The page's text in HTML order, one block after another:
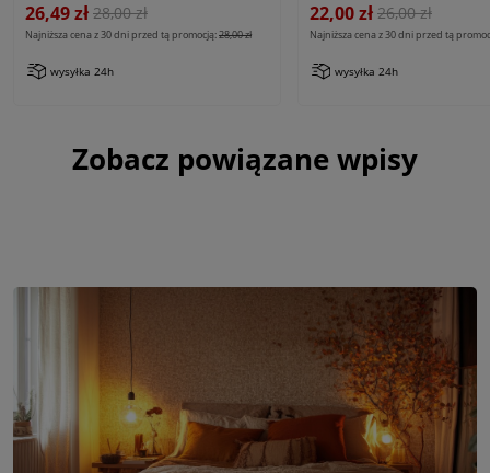
26,49 zł 28,00 zł
Najniższa cena z 30 dni przed tą promocją:28,00 zł
wysyłka 24h
22,00 zł 26,00 zł
Najniższa cena z 30 dni przed tą
wysyłka 24h
Zobacz powiązane wpisy